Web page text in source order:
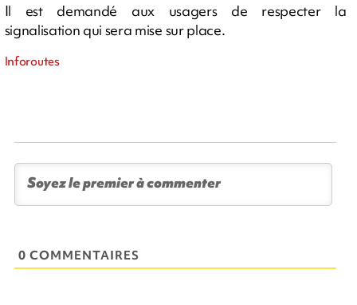
Il est demandé aux usagers de respecter la
signalisation qui sera mise sur place.
Inforoutes
0 COMMENTAIRES